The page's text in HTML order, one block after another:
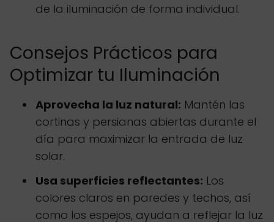
de la iluminación de forma individual.
Consejos Prácticos para
Optimizar tu Iluminación
Aprovecha la luz natural: Mantén las
cortinas y persianas abiertas durante el
día para maximizar la entrada de luz
solar.
Usa superficies reflectantes: Los
colores claros en paredes y techos, así
como los espejos, ayudan a reflejar la luz